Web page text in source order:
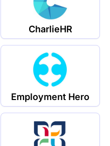
CharlieHR
Employment Hero